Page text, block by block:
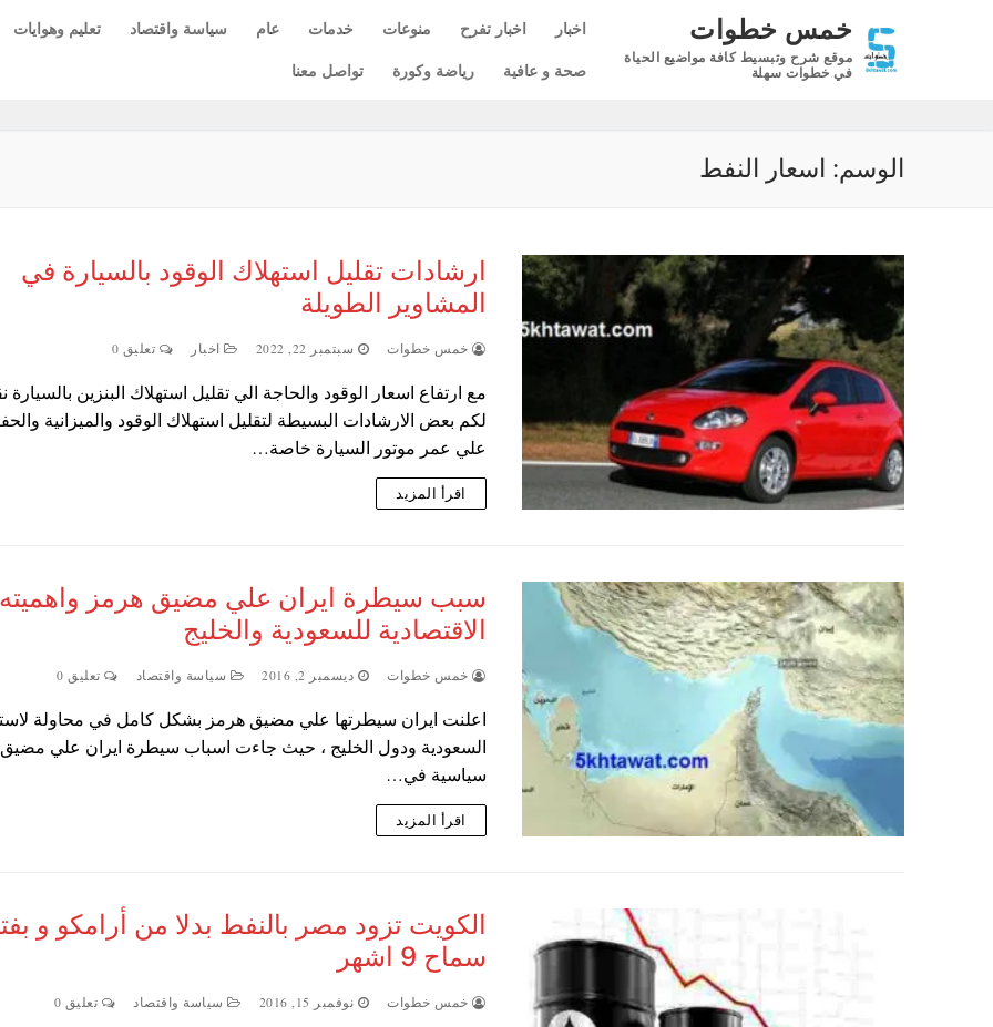
خمس خطوات
موقع شرح وتبسيط كافة مواضيع الحياة
في خطوات سهلة
اخبار اخبار تفرح منوعات خدمات عام سياسة واقتصاد تعليم وهوايات
صحة و عافية
رياضة وكورة تواصل معنا
الوسم: اسعار النفط
ارشادات تقليل استهلاك الوقود بالسيارة في
المشاوير الطويلة
خمس خطوات سبتمبر 22, 2022 اخبار تعليق 0
مع ارتفاع اسعار الوقود والحاجة الي تقليل استهلاك البنزين بالسيارة
لكم بعض الارشادات البسيطة لتقليل استهلاك الوقود والميزانية
علي عمر موتور السيارة خاصة…
اقرأ المزيد
سبب سيطرة ايران علي مضيق هرمز واهميته
الاقتصادية للسعودية والخليج
خمس خطوات ديسمبر 2, 2016 سياسة واقتصاد تعليق 0
اعلنت ايران سيطرتها علي مضيق هرمز بشكل كامل في محاولة
السعودية ودول الخليج ، حيث جاءت اسباب سيطرة ايران علي
سياسية في…
اقرأ المزيد
الكويت تزود مصر بالنفط بدلا من أرامكو و
سماح 9 اشهر
خمس خطوات نوفمبر 15, 2016 سياسة واقتصاد تعليق 0